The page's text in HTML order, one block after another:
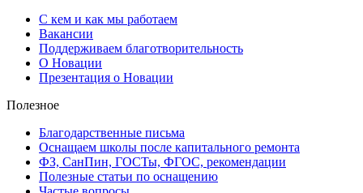
С кем и как мы работаем
Вакансии
Поддерживаем благотворительность
О Новации
Презентация о Новации
Полезное
Благодарственные письма
Оснащаем школы после капитального ремонта
ФЗ, СанПин, ГОСТы, ФГОС, рекомендации
Полезные статьи по оснащению